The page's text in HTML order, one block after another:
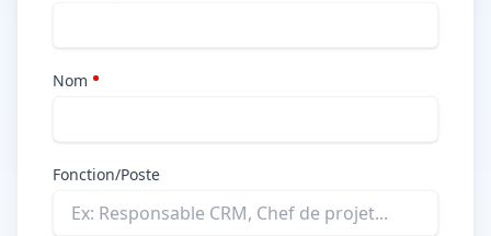
Nom
Fonction/Poste